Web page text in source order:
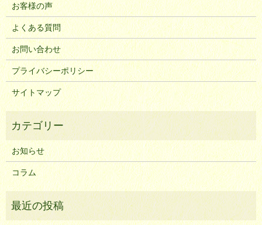
お客様の声
よくある質問
お問い合わせ
プライバシーポリシー
サイトマップ
お知らせ
コラム